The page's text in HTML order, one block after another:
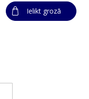
Ielikt grozā